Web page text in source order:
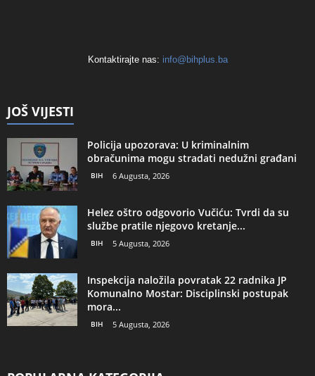
Kontaktirajte nas: info@bihplus.ba
JOŠ VIJESTI
Policija upozorava: U kriminalnim
obračunima mogu stradati nedužni građani
BIH 6 Augusta, 2026
Helez oštro odgovorio Vučiću: Tvrdi da su
službe pratile njegovo kretanje...
BIH 5 Augusta, 2026
Inspekcija naložila povratak 22 radnika JP
Komunalno Mostar: Disciplinski postupak
mora...
BIH 5 Augusta, 2026